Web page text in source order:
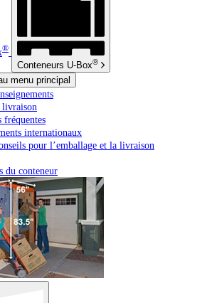
®
Conteneurs U-Box®
menu principal
livraison
internationaux
pour l’emballage et la livraison
du conteneur